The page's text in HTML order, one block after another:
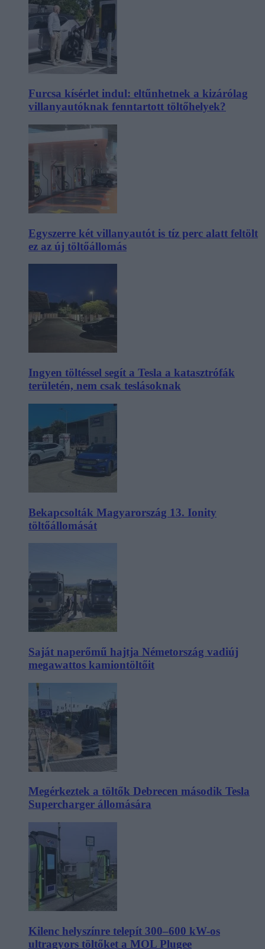
Furcsa kísérlet indul: eltűnhetnek a kizárólag
villanyautóknak fenntartott töltőhelyek?
Egyszerre két villanyautót is tíz perc alatt feltölt
ez az új töltőállomás
Ingyen töltéssel segít a Tesla a katasztrófák
területén, nem csak teslásoknak
Bekapcsolták Magyarország 13. Ionity
töltőállomását
Saját naperőmű hajtja Németország vadiúj
megawattos kamiontöltőit
Megérkeztek a töltők Debrecen második Tesla
Supercharger állomására
Kilenc helyszínre telepít 300–600 kW-os
ultragyors töltőket a MOL Plugee